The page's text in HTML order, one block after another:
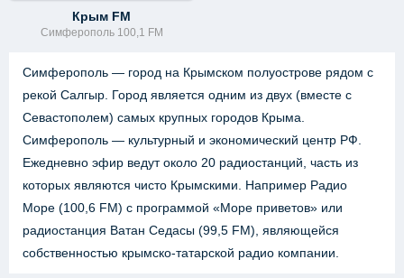
Крым FM
Симферополь 100,1 FM
Симферополь — город на Крымском полуострове рядом с
рекой Салгыр. Город является одним из двух (вместе с
Севастополем) самых крупных городов Крыма.
Симферополь — культурный и экономический центр РФ.
Ежедневно эфир ведут около 20 радиостанций, часть из
которых являются чисто Крымскими. Например Радио
Море (100,6 FM) с программой «Море приветов» или
радиостанция Ватан Седасы (99,5 FM), являющейся
собственностью крымско-татарской радио компании.